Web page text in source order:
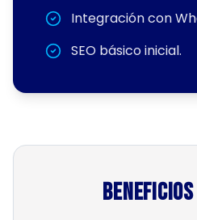
Integración con
SEO básico inicial.